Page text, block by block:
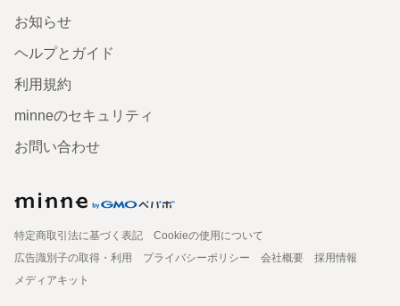
お知らせ
ヘルプとガイド
利用規約
minneのセキュリティ
お問い合わせ
特定商取引法に基づく表記
Cookieの使用について
広告識別子の取得・利用
プライバシーポリシー 会社概要
採用情報
メディアキット